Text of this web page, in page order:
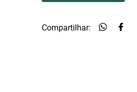
Compartilhar: